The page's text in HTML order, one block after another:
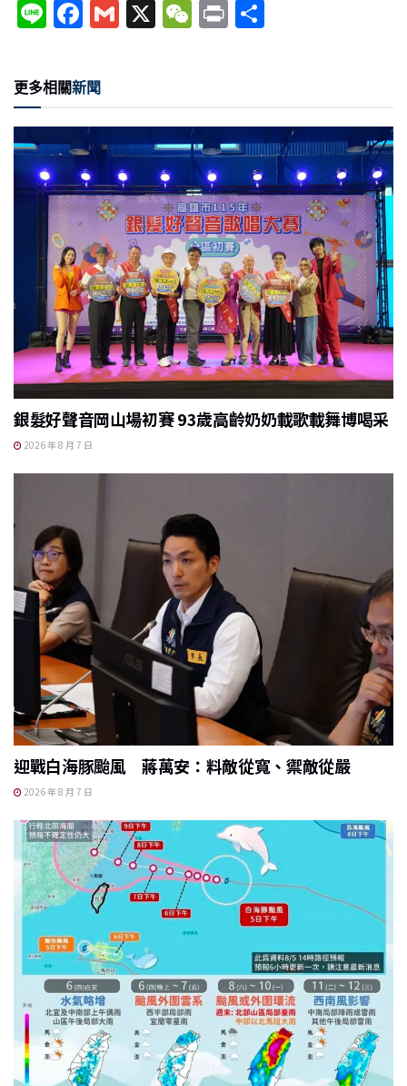
Li
n
e
F
a
c
e
b
o
o
k
G
m
X W
e
at
P
ri
更多相關新聞
銀髮好聲音岡山場初賽 93歲高齡奶奶載歌載舞博喝采
2026 年 8 月 7 日
迎戰白海豚颱風 蔣萬安：料敵從寬、禦敵從嚴
2026 年 8 月 7 日